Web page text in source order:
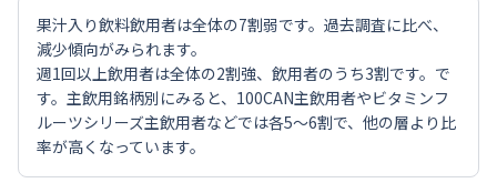
果汁入り飲料飲用者は全体の7割弱です。過去調査に比べ、
減少傾向がみられます。
週1回以上飲用者は全体の2割強、飲用者のうち3割です。で
す。主飲用銘柄別にみると、100CAN主飲用者やビタミンフ
ルーツシリーズ主飲用者などでは各5～6割で、他の層より比
率が高くなっています。